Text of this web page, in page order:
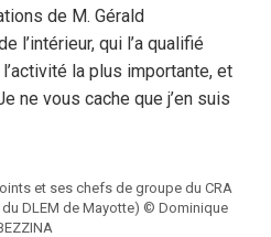
de M. Gérald
l’intérieur, qui l’a qualifié
la plus importante, et
ne vous cache que j’en suis
et ses chefs de groupe du CRA
DLEM de Mayotte) © Dominique